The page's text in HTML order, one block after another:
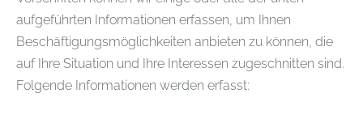
aufgeführten Informationen erfassen, um Ihnen
Beschäftigungsmöglichkeiten anbieten zu können, die
auf Ihre Situation und Ihre Interessen zugeschnitten sind.
Folgende Informationen werden erfasst: